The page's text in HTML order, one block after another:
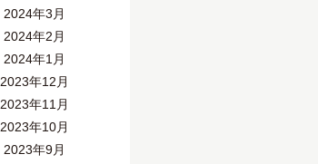
2024年3月
2024年2月
2024年1月
2023年12月
2023年11月
2023年10月
2023年9月